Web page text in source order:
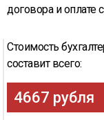
договора и оплате
Стоимость
составит всего:
4667 рубля